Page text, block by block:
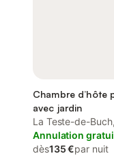
Chambre d’hôte
avec jardin
La Teste-de-
Annulation
dès135 €par nuit